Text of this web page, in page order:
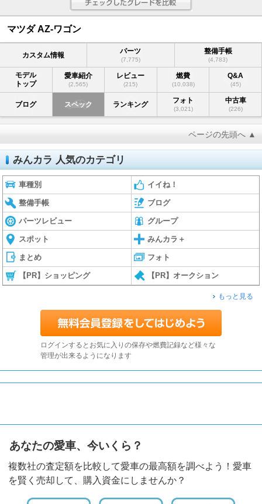
マツダ AZ-ワゴン
カスタム情報 パーツ
(7,775)
整備手帳
(4,783)
モデル
トップ
愛車紹介
(2,565)
レビュー
(215)
燃費
(10,038)
Q&A
(45)
ブログ スペック ランキング フォト
(3,021)
中古車
(226)
ページの先頭へ ▲
みんカラ 人気のカテゴリ
車種別 イイね！
整備手帳 ブログ
パーツレビュー グループ
スポット みんカラ＋
まとめ フォト
【PR】ショッピング 【PR】オークション
もっと見る
ログインするとお気に入りの保存や燃費記録など様々な
管理が出来るようになります
あなたの愛車、今いくら？
複数社の査定額を比較して愛車の最高額を調べよう！愛車
を賢く売却して、購入資金にしませんか？